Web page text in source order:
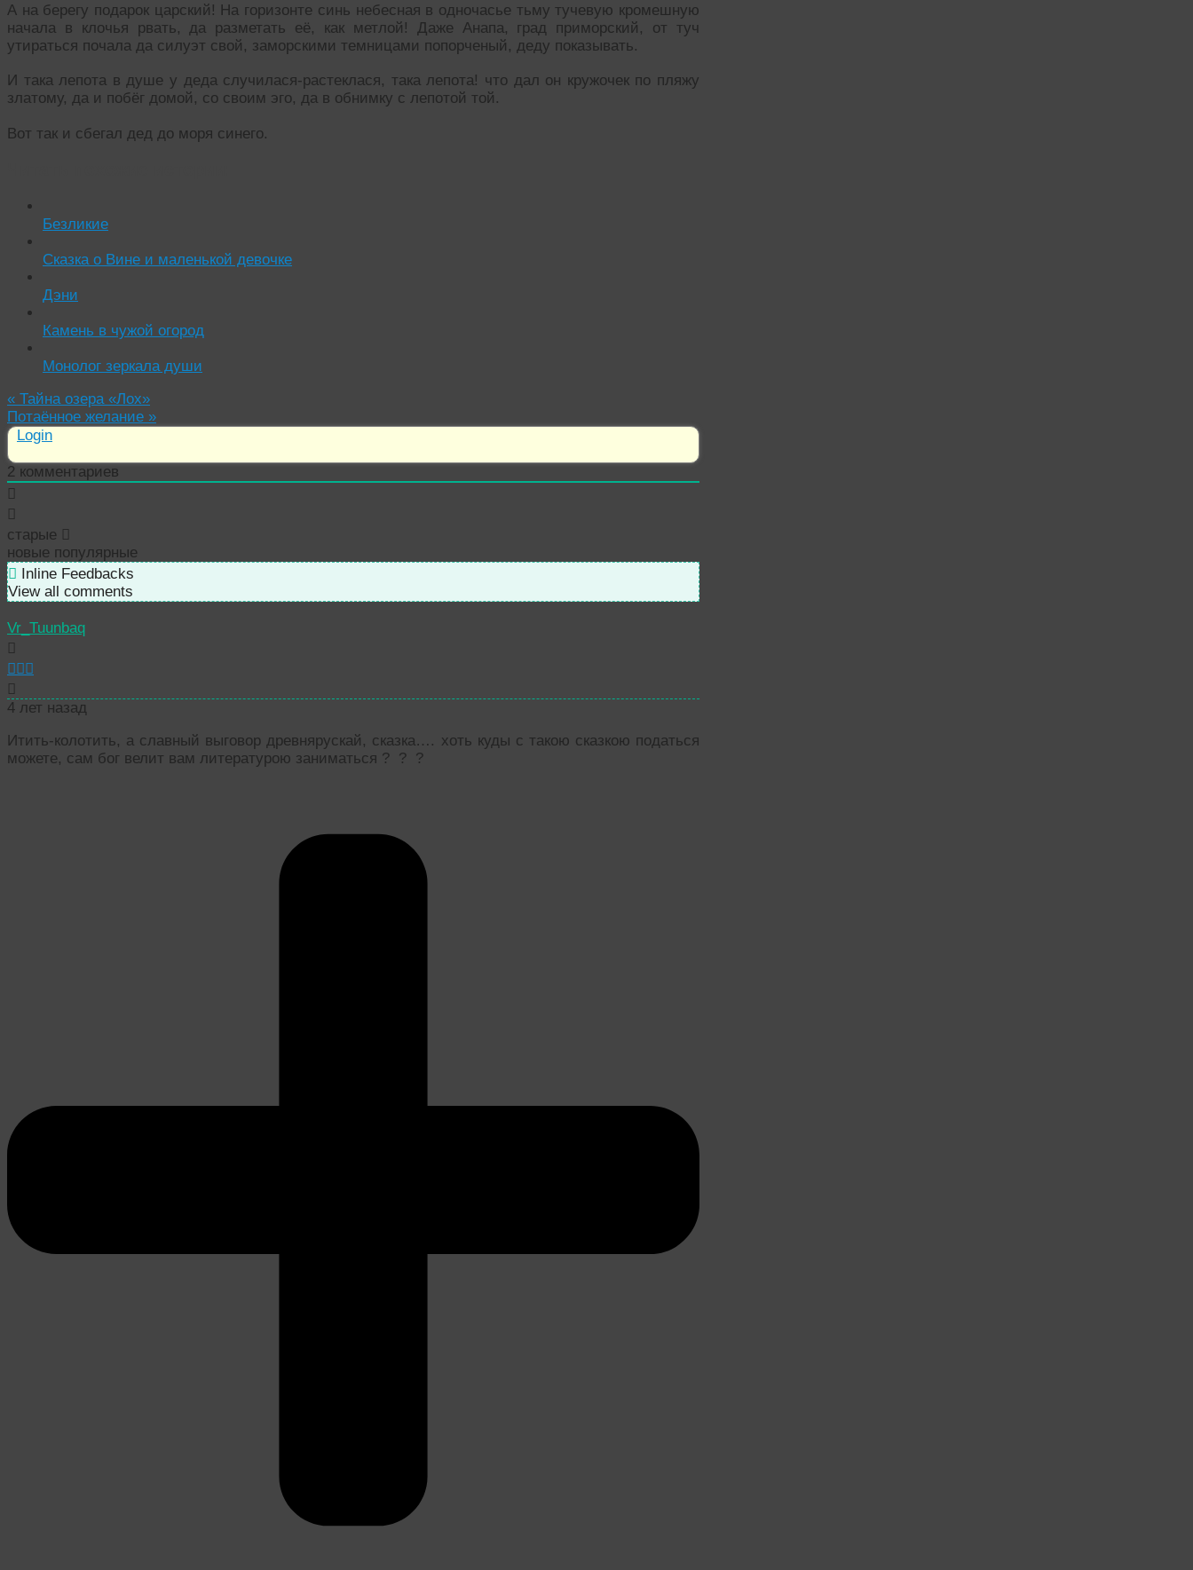
А на берегу подарок царский! На горизонте синь небесная в одночасье тьму тучевую кромешную
начала в клочья рвать, да разметать её, как метлой! Даже Анапа, град приморский, от туч
утираться почала да силуэт свой, заморскими темницами попорченый, деду показывать.
И така лепота в душе у деда случилася-растеклася, така лепота! что дал он кружочек по пляжу
златому, да и побёг домой, со своим эго, да в обнимку с лепотой той.
Вот так и сбегал дед до моря синего.
Безликие
Сказка о Вине и маленькой девочке
Дэни
Камень в чужой огород
Монолог зеркала души
« Тайна озера «Лох»
Потаённое желание »
Login
2 комментариев
старые
новые популярные
Inline Feedbacks
View all comments
Vr_Tuunbaq
4 лет назад
Итить-колотить, а славный выговор древнярускай, сказка…. хоть куды с такою сказкою податься
можете, сам бог велит вам литературою заниматься ? ? ?